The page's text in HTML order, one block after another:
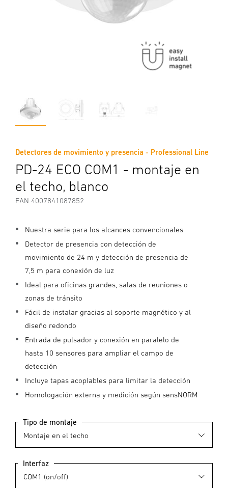
Detectores de movimiento y presencia - Professional Line
PD-24 ECO COM1 - montaje en
el techo, blanco
EAN 4007841087852
Nuestra serie para los alcances convencionales
Detector de presencia con detección de
movimiento de 24 m y detección de presencia de
7,5 m para conexión de luz
Ideal para oficinas grandes, salas de reuniones o
zonas de tránsito
Fácil de instalar gracias al soporte magnético y al
diseño redondo
Entrada de pulsador y conexión en paralelo de
hasta 10 sensores para ampliar el campo de
detección
Incluye tapas acoplables para limitar la detección
Homologación externa y medición según sensNORM
Tipo de montaje
Interfaz